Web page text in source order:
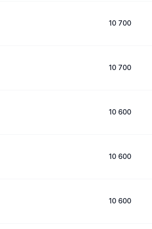
10 700
10 700
10 600
10 600
10 600